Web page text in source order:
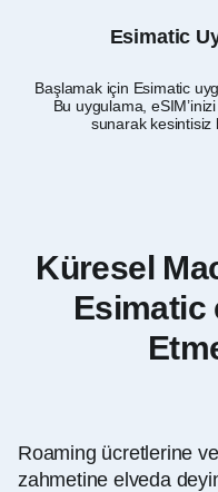
Esimatic
Başlamak için Esimatic
Bu uygulama,
sunarak kesintisiz
Küresel
Esimatic
Roaming ücretlerine
zahmetine elveda